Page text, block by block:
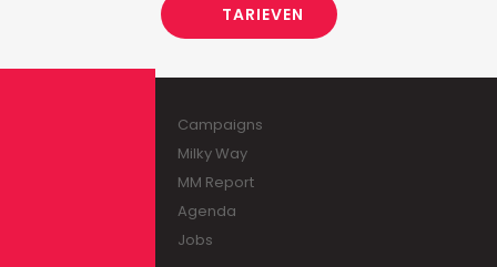
TARIEVEN
Campaigns
Milky Way
MM Report
Agenda
Jobs